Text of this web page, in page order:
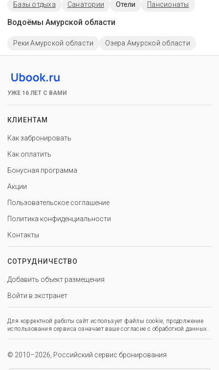
Базы отдыха Санатории Отели Пансионаты
Водоёмы Амурской области
Реки Амурской области Озера Амурской области
УЖЕ 16 ЛЕТ С ВАМИ
КЛИЕНТАМ
Как забронировать
Как оплатить
Бонусная программа
Акции
Пользовательское соглашение
Политика конфиденциальности
Контакты
СОТРУДНИЧЕСТВО
Добавить объект размещения
Войти в экстранет
Для корректной работы сайт использует файлы cookie, продолжение
использования сервиса означает ваше согласие с обработкой данных.
© 2010–2026, Российский сервис бронирования